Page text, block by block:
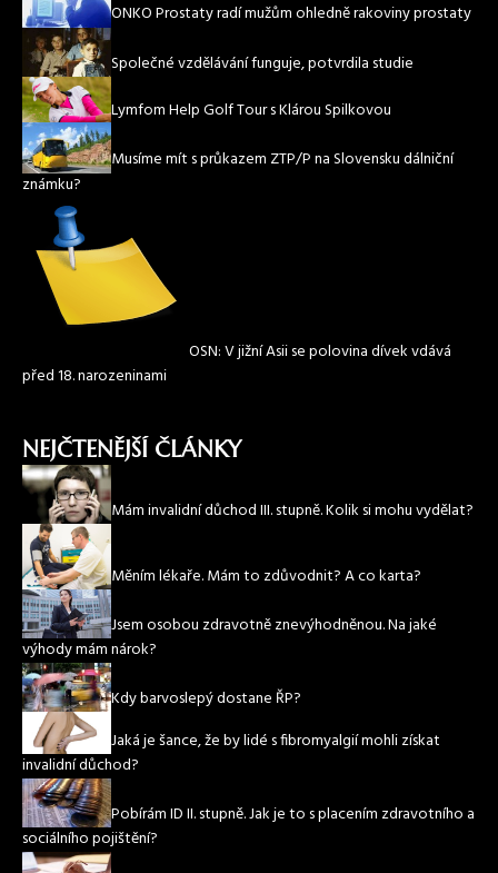
ONKO Prostaty radí mužům ohledně rakoviny prostaty
Společné vzdělávání funguje, potvrdila studie
Lymfom Help Golf Tour s Klárou Spilkovou
Musíme mít s průkazem ZTP/P na Slovensku dálniční
známku?
OSN: V jižní Asii se polovina dívek vdává
před 18. narozeninami
NEJČTENĚJŠÍ ČLÁNKY
Mám invalidní důchod III. stupně. Kolik si mohu vydělat?
Měním lékaře. Mám to zdůvodnit? A co karta?
Jsem osobou zdravotně znevýhodněnou. Na jaké
výhody mám nárok?
Kdy barvoslepý dostane ŘP?
Jaká je šance, že by lidé s fibromyalgií mohli získat
invalidní důchod?
Pobírám ID II. stupně. Jak je to s placením zdravotního a
sociálního pojištění?